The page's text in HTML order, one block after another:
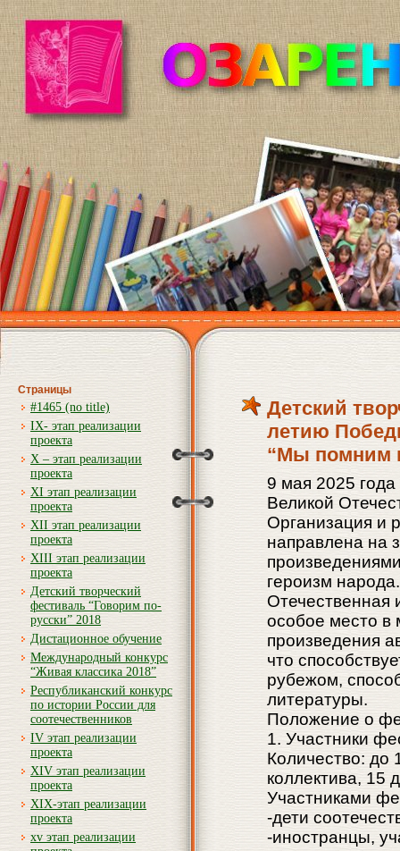
Страницы
#1465 (no title)
IX- этап реализации
проекта
X – этап реализации
проекта
XI этап реализации
проекта
XII этап реализации
проекта
XIII этап реализации
проекта
Детский творческий
фестиваль “Говорим по-
русски” 2018
Дистационное обучение
Международный конкурс
“Живая классика 2018”
Республиканский конкурс
по истории России для
соотечественников
IV этап реализации
проекта
XIV этап реализации
проекта
XIX-этап реализации
проекта
xv этап реализации
Детский
летию
“Мы помним
9 мая 2025
Великой
Организация и
направлена на
героизм народа.
Отечественная
особое место в
произведения
что
рубежом,
литературы.
Положение о
1. Участники
Количество: до
коллектива, 15
Участниками
-дети
-иностранцы,